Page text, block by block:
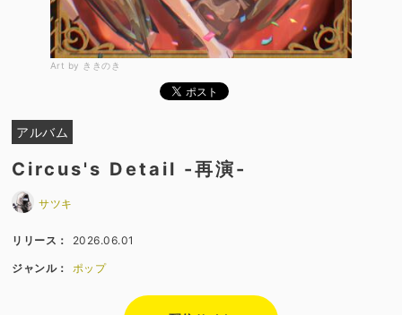
Art by ききのき
アルバム
Circus's Detail -再演-
サツキ
リリース： 2026.06.01
ジャンル： ポップ